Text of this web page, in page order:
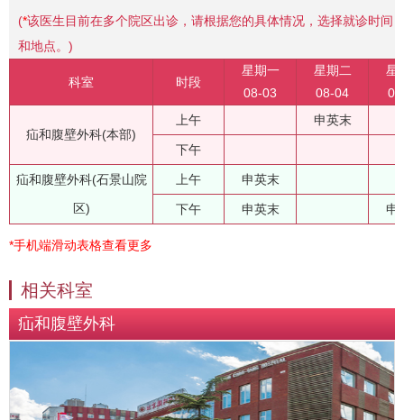
(*该医生目前在多个院区出诊，请根据您的具体情况，选择就诊时间
和地点。)
科室 时段
星期一
08-03
星期二
08-04
星
疝和腹壁外科(本部)
上午 申英末
下午
疝和腹壁外科(石景山院
区)
上午 申英末
下午 申英末 申
*手机端滑动表格查看更多
相关科室
疝和腹壁外科